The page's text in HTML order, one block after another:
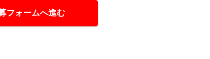
フォームへ進む